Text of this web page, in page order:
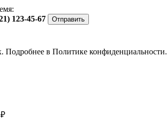
123-45-67 Отправить
Подробнее в Политике конфиденциальности.